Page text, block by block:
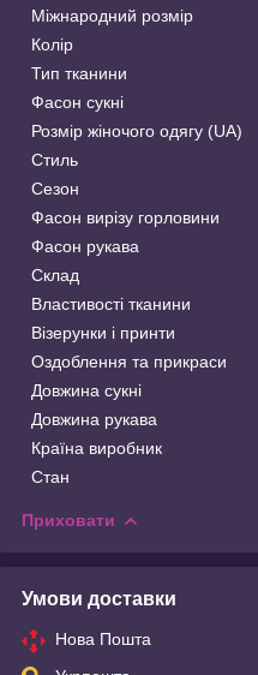
Міжнародний розмір
Колір
Тип тканини
Фасон сукні
Розмір жіночого одягу (UA)
Стиль
Сезон
Фасон вирізу горловини
Фасон рукава
Склад
Властивості тканини
Візерунки і принти
Оздоблення та прикраси
Довжина сукні
Довжина рукава
Країна виробник
Стан
Приховати
Умови доставки
Нова Пошта